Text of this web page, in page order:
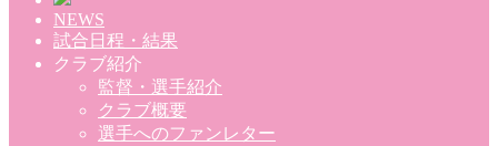
NEWS
試合日程・結果
クラブ紹介
監督・選手紹介
クラブ概要
選手へのファンレター